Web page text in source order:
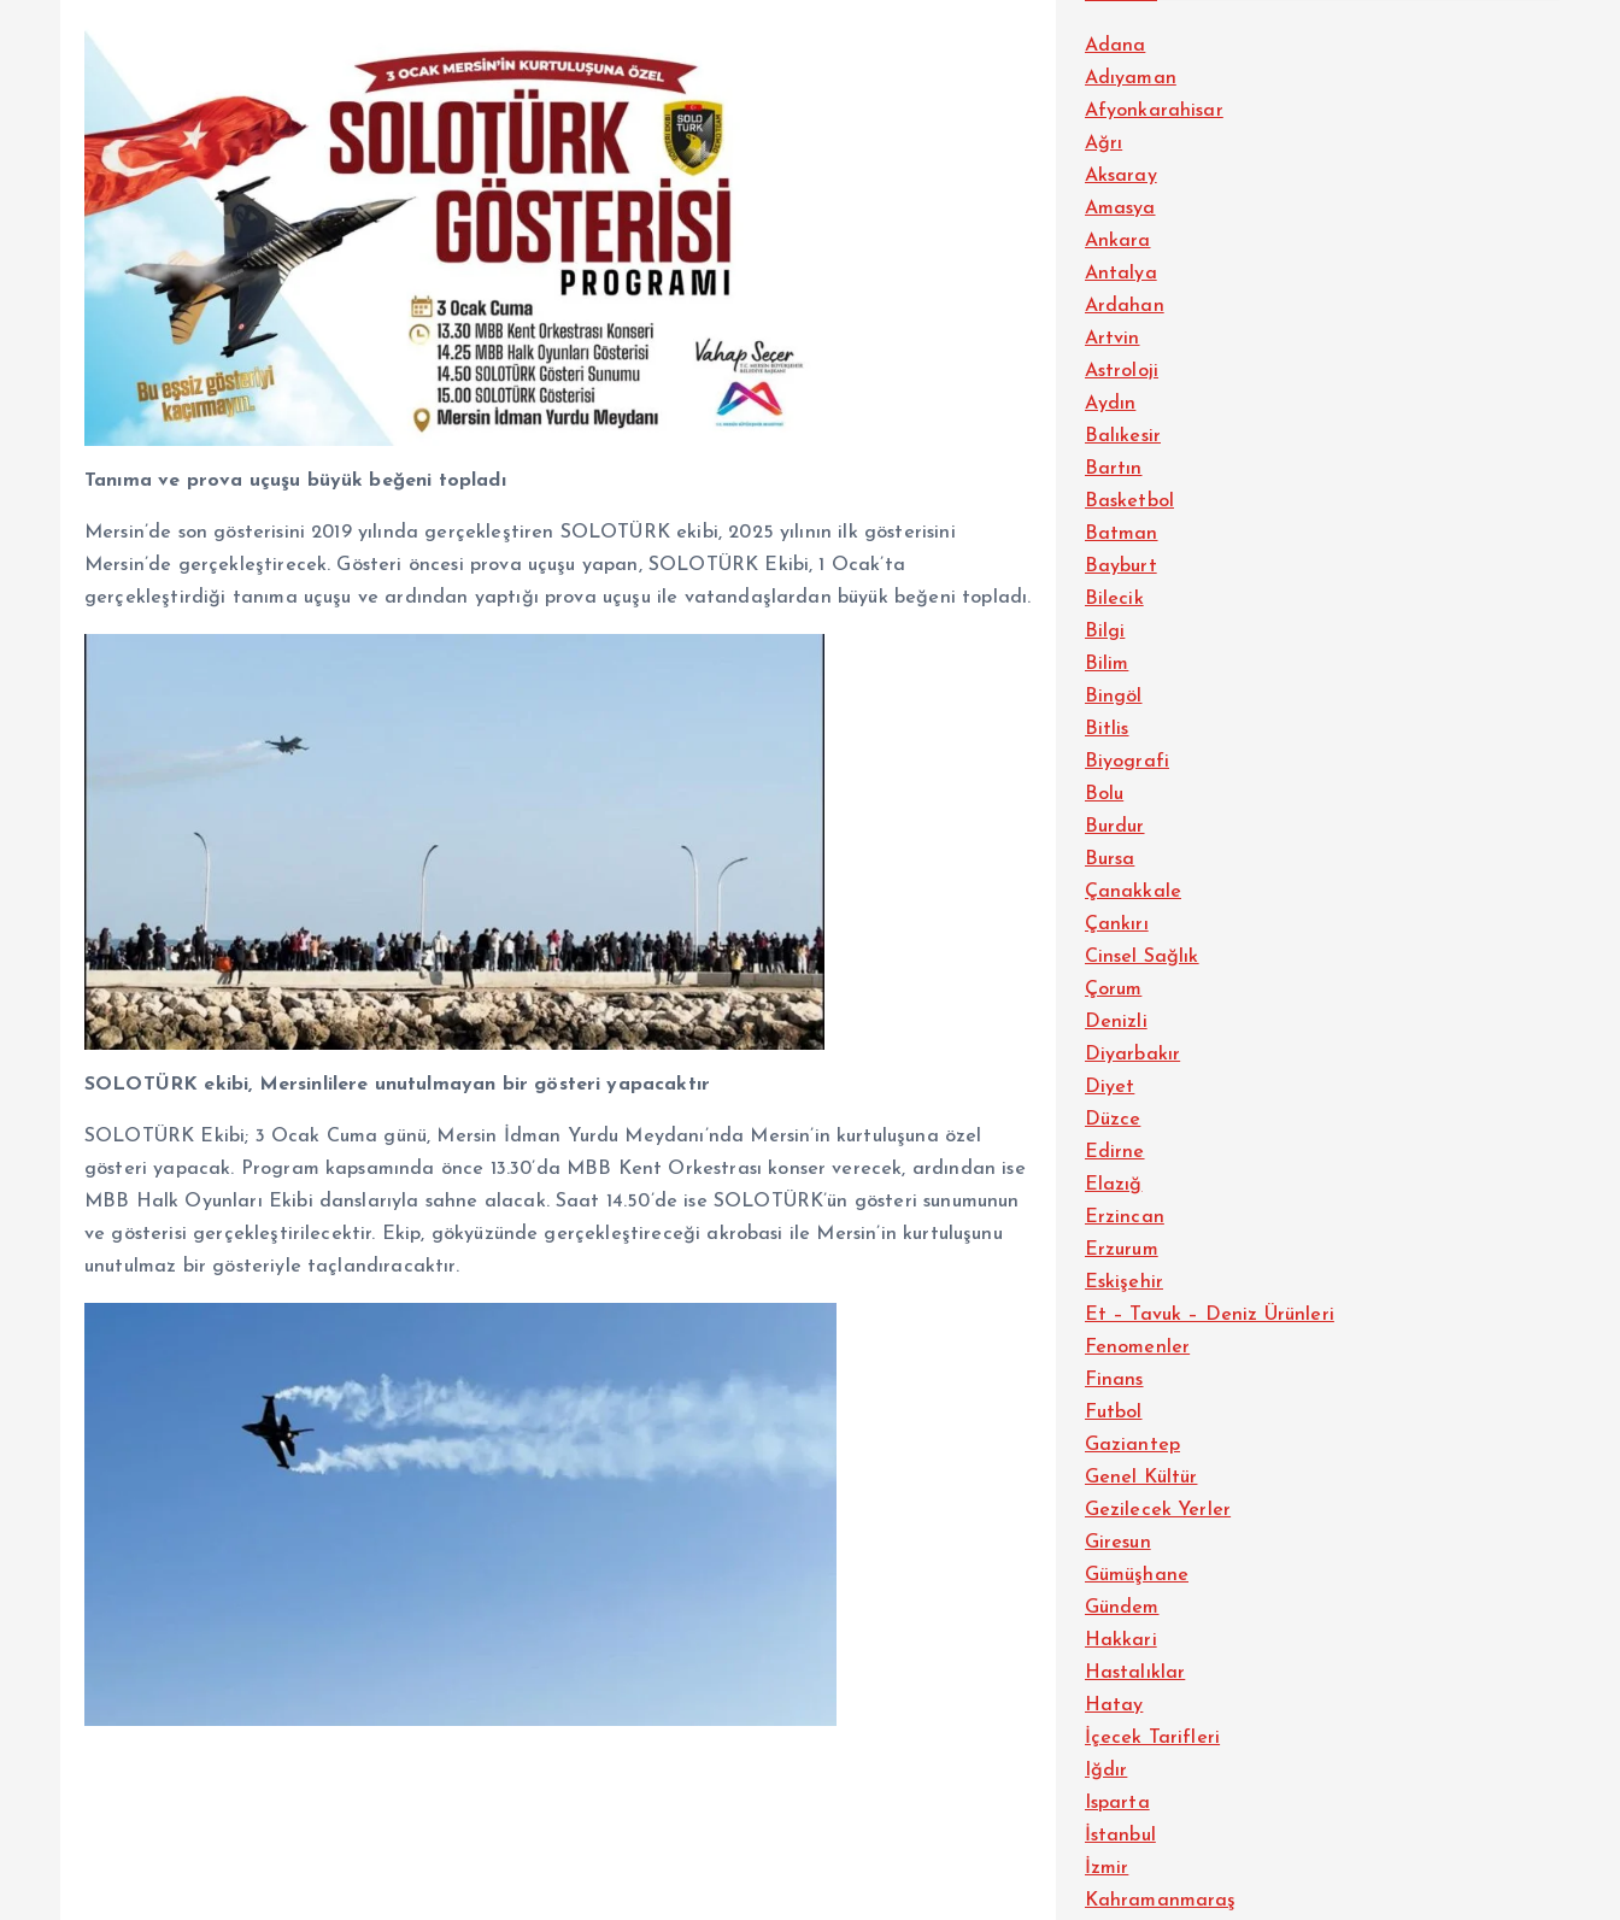
Tanıma ve prova uçuşu büyük beğeni topladı
Mersin’de son gösterisini 2019 yılında gerçekleştiren SOLOTÜRK ekibi, 2025 yılının ilk gösterisini
Mersin’de gerçekleştirecek. Gösteri öncesi prova uçuşu yapan, SOLOTÜRK Ekibi, 1 Ocak’ta
gerçekleştirdiği tanıma uçuşu ve ardından yaptığı prova uçuşu ile vatandaşlardan büyük beğeni topladı.
SOLOTÜRK ekibi, Mersinlilere unutulmayan bir gösteri yapacaktır
SOLOTÜRK Ekibi; 3 Ocak Cuma günü, Mersin İdman Yurdu Meydanı’nda Mersin’in kurtuluşuna özel
gösteri yapacak. Program kapsamında önce 13.30’da MBB Kent Orkestrası konser verecek, ardından ise
MBB Halk Oyunları Ekibi danslarıyla sahne alacak. Saat 14.50’de ise SOLOTÜRK’ün gösteri sunumunun
ve gösterisi gerçekleştirilecektir. Ekip, gökyüzünde gerçekleştireceği akrobasi ile Mersin’in kurtuluşunu
unutulmaz bir gösteriyle taçlandıracaktır.
Adana
Adıyaman
Afyonkarahisar
Ağrı
Aksaray
Amasya
Ankara
Antalya
Ardahan
Artvin
Astroloji
Aydın
Balıkesir
Bartın
Basketbol
Batman
Bayburt
Bilecik
Bilgi
Bilim
Bingöl
Bitlis
Biyografi
Bolu
Burdur
Bursa
Çanakkale
Çankırı
Cinsel Sağlık
Çorum
Denizli
Diyarbakır
Diyet
Düzce
Edirne
Elazığ
Erzincan
Erzurum
Eskişehir
Et – Tavuk – Deniz Ürünleri
Fenomenler
Finans
Futbol
Gaziantep
Genel Kültür
Gezilecek Yerler
Giresun
Gümüşhane
Gündem
Hakkari
Hastalıklar
Hatay
İçecek Tarifleri
Iğdır
Isparta
İstanbul
İzmir
Kahramanmaraş